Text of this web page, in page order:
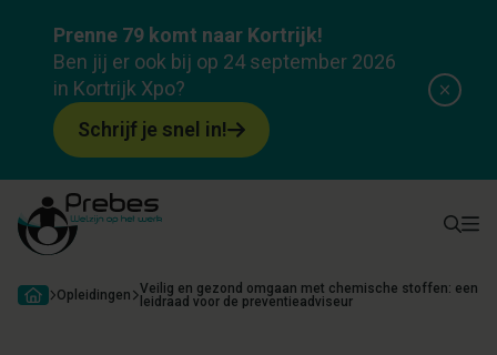
Prenne 79 komt naar Kortrijk!
Ben jij er ook bij op 24 september 2026
in Kortrijk Xpo?
Schrijf je snel in!
Opleidingen
Veilig en gezond omgaan met chemische stoffen: een
leidraad voor de preventieadviseur
Veilig en gezond omgaan met chemische
stoffen: een leidraad voor de preventieadviseur
Over opleiding Programma